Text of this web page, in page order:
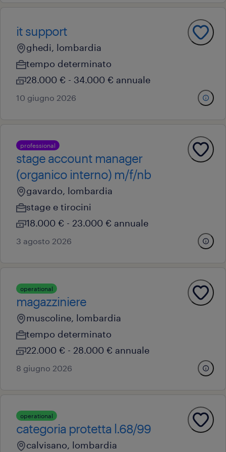
it support
ghedi, lombardia
tempo determinato
28.000 € - 34.000 € annuale
10 giugno 2026
professional
stage account manager
(organico interno) m/f/nb
gavardo, lombardia
stage e tirocini
18.000 € - 23.000 € annuale
3 agosto 2026
operational
magazziniere
muscoline, lombardia
tempo determinato
22.000 € - 28.000 € annuale
8 giugno 2026
operational
categoria protetta l.68/99
calvisano, lombardia